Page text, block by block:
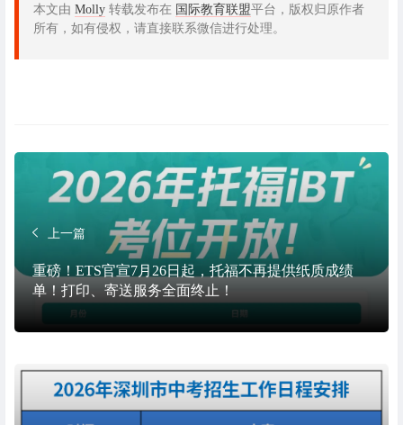
本文由 Molly 转载发布在 国际教育联盟平台，版权归原作者
所有，如有侵权，请直接联系微信进行处理。
上一篇
重磅！ETS官宣7月26日起，托福不再提供纸质成绩
单！打印、寄送服务全面终止！